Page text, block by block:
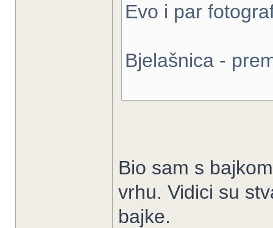
Evo i par
Bjelašnica -
Bio sam s
vrhu. Vidici su
bajke.